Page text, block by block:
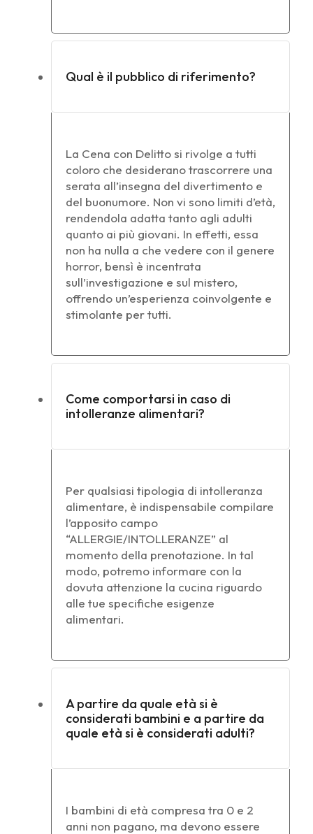
Qual è il pubblico di riferimento?
La Cena con Delitto si rivolge a tutti
coloro che desiderano trascorrere una
serata all’insegna del divertimento e
del buonumore. Non vi sono limiti d’età,
rendendola adatta tanto agli adulti
quanto ai più giovani. In effetti, essa
non ha nulla a che vedere con il genere
horror, bensì è incentrata
sull’investigazione e sul mistero,
offrendo un’esperienza coinvolgente e
stimolante per tutti.
Come comportarsi in caso di
intolleranze alimentari?
Per qualsiasi tipologia di intolleranza
alimentare, è indispensabile compilare
l’apposito campo
“ALLERGIE/INTOLLERANZE” al
momento della prenotazione. In tal
modo, potremo informare con la
dovuta attenzione la cucina riguardo
alle tue specifiche esigenze
alimentari.
A partire da quale età si è
considerati bambini e a partire da
quale età si è considerati adulti?
I bambini di età compresa tra 0 e 2
anni non pagano, ma devono essere